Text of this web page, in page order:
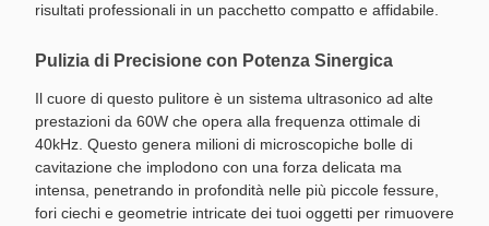
risultati professionali in un pacchetto compatto e affidabile.
Pulizia di Precisione con Potenza Sinergica
Il cuore di questo pulitore è un sistema ultrasonico ad alte
prestazioni da 60W che opera alla frequenza ottimale di
40kHz. Questo genera milioni di microscopiche bolle di
cavitazione che implodono con una forza delicata ma
intensa, penetrando in profondità nelle più piccole fessure,
fori ciechi e geometrie intricate dei tuoi oggetti per rimuovere